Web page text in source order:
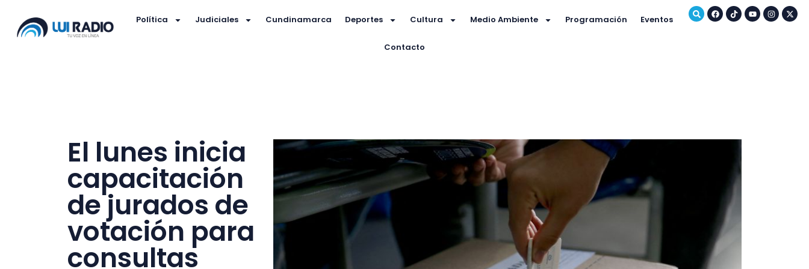
Política Judiciales Cundinamarca Deportes Cultura Medio Ambiente Programación Eventos
Contacto
El lunes inicia
capacitación
de jurados de
votación para
consultas